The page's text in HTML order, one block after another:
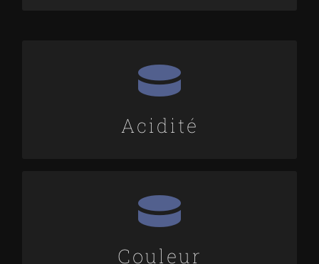
Acidité
3 / 10
Couleur
8 EBC